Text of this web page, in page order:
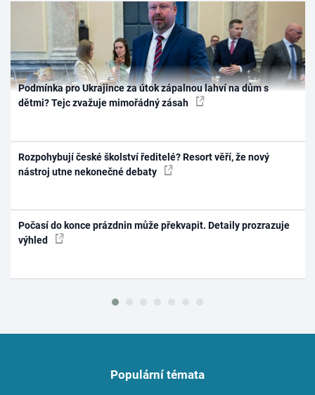
Podmínka pro Ukrajince za útok zápalnou lahví na dům s
dětmi? Tejc zvažuje mimořádný zásah
Rozpohybují české školství ředitelé? Resort věří, že nový
nástroj utne nekonečné debaty
Počasí do konce prázdnin může překvapit. Detaily prozrazuje
výhled
Populární témata